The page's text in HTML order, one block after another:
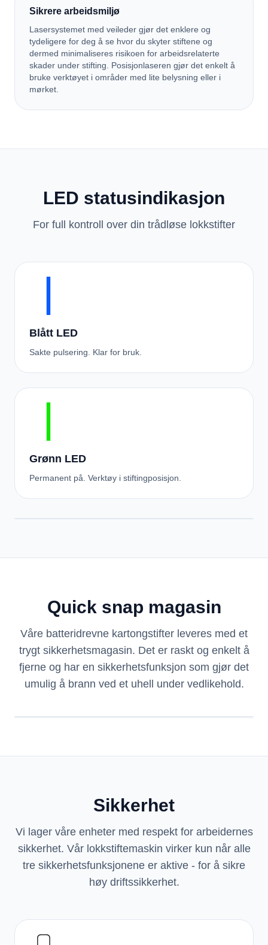
Sikrere arbeidsmiljø
Lasersystemet med veileder gjør det enklere og
tydeligere for deg å se hvor du skyter stiftene og
dermed minimaliseres risikoen for arbeidsrelaterte
skader under stifting. Posisjonlaseren gjør det enkelt å
bruke verktøyet i områder med lite belysning eller i
mørket.
LED statusindikasjon
For full kontroll over din trådløse lokkstifter
Blått LED
Sakte pulsering. Klar for bruk.
Grønn LED
Permanent på. Verktøy i stiftingposisjon.
Quick snap magasin
Våre batteridrevne kartongstifter leveres med et
trygt sikkerhetsmagasin. Det er raskt og enkelt å
fjerne og har en sikkerhetsfunksjon som gjør det
umulig å brann ved et uhell under vedlikehold.
Sikkerhet
Vi lager våre enheter med respekt for arbeidernes
sikkerhet. Vår lokkstiftemaskin virker kun når alle
tre sikkerhetsfunksjonene er aktive - for å sikre
høy driftssikkerhet.